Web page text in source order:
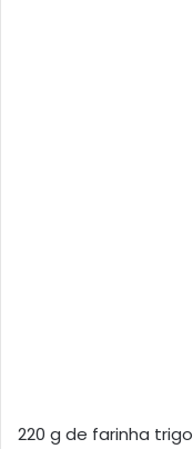
220 g de farinha trigo